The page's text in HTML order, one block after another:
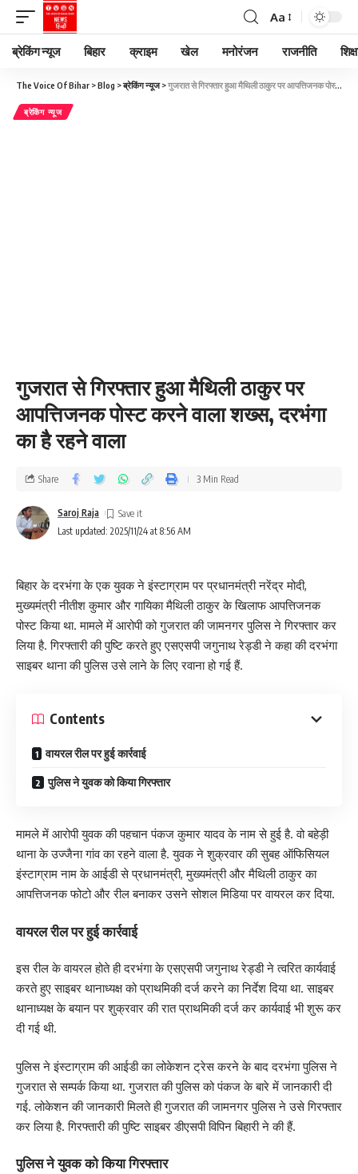
Aa
ब्रेकिंग न्यूज बिहार क्राइम खेल मनोरंजन राजनीति
The Voice Of Bihar >Blog >ब्रेकिंग न्यूज>गुजरात से गिरफ्तार हुआ मैथिली ठाकुर पर आपत्तिजनक पोस्ट करने वाला शख्स, दरभंगा का है रहने वाला
ब्रेकिंग न्यूज
गुजरात से गिरफ्तार हुआ मैथिली ठाकुर पर
आपत्तिजनक पोस्ट करने वाला शख्स, दरभंगा
का है रहने वाला
Last updated: 2025/11/24 at 8:56 AM
Saroj Raja
Share 3 Min Read
बिहार के दरभंगा के एक युवक ने इंस्टाग्राम पर प्रधानमंत्री नरेंद्र मोदी,
मुख्यमंत्री नीतीश कुमार और गायिका मैथिली ठाकुर के खिलाफ आपत्तिजनक
पोस्ट किया था. मामले में आरोपी को गुजरात की जामनगर पुलिस ने गिरफ्तार कर
लिया है. गिरफ्तारी की पुष्टि करते हुए एसएसपी जगुनाथ रेड्डी ने कहा की दरभंगा
साइबर थाना की पुलिस उसे लाने के लिए रवाना हो गई हैं.
Contents
वायरल रील पर हुई कार्रवाई
पुलिस ने युवक को किया गिरफ्तार
मामले में आरोपी युवक की पहचान पंकज कुमार यादव के नाम से हुई है. वो बहेड़ी
थाना के उज्जैना गांव का रहने वाला है. युवक ने शुक्रवार की सुबह ऑफिसियल
इंस्टाग्राम नाम के आईडी से प्रधानमंत्री, मुख्यमंत्री और मैथिली ठाकुर का
आपत्तिजनक फोटो और रील बनाकर उसने सोशल मिडिया पर वायरल कर दिया.
वायरल रील पर हुई कार्रवाई
इस रील के वायरल होते ही दरभंगा के एसएसपी जगुनाथ रेड्डी ने त्वरित कार्यवाई
करते हुए साइबर थानाध्यक्ष को प्राथमिकी दर्ज करने का निर्देश दिया था. साइबर
थानाध्यक्ष के बयान पर शुक्रवार की रात प्राथमिकी दर्ज कर कार्यवाई भी शुरू कर
दी गई थी.
पुलिस ने इंस्टाग्राम की आईडी का लोकेशन ट्रेस करने के बाद दरभंगा पुलिस ने
गुजरात से सम्पर्क किया था. गुजरात की पुलिस को पंकज के बारे में जानकारी दी
गई. लोकेशन की जानकारी मिलते ही गुजरात की जामनगर पुलिस ने उसे गिरफ्तार
कर लिया है. गिरफ्तारी की पुष्टि साइबर डीएसपी विपिन बिहारी ने की हैं.
पुलिस ने युवक को किया गिरफ्तार